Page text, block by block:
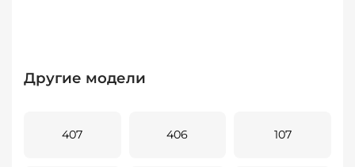
Другие модели
407 406 107